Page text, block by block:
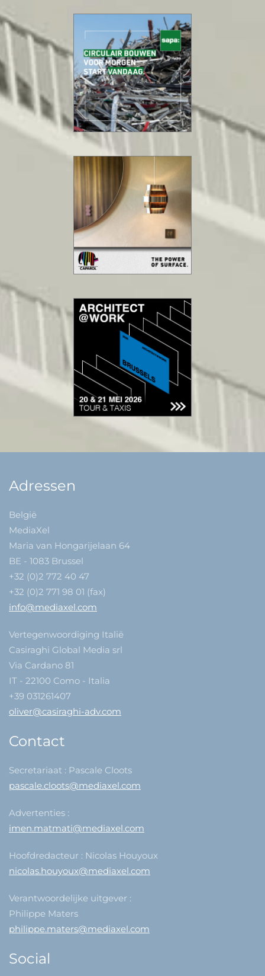
Adressen
België
MediaXel
Maria van Hongarijelaan 64
BE - 1083 Brussel
+32 (0)2 772 40 47
+32 (0)2 771 98 01 (fax)
info@mediaxel.com
Vertegenwoordiging Italië
Casiraghi Global Media srl
Via Cardano 81
IT - 22100 Como - Italia
+39 031261407
oliver@casiraghi-adv.com
Contact
Secretariaat : Pascale Cloots
pascale.cloots@mediaxel.com
Advertenties :
imen.matmati@mediaxel.com
Hoofdredacteur : Nicolas Houyoux
nicolas.houyoux@mediaxel.com
Verantwoordelijke uitgever :
Philippe Maters
philippe.maters@mediaxel.com
Social